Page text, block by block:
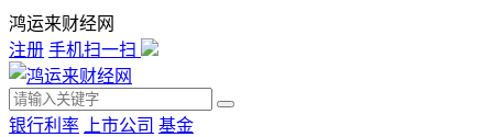
鸿运来财经网
注册 手机扫一扫
银行利率 上市公司 基金